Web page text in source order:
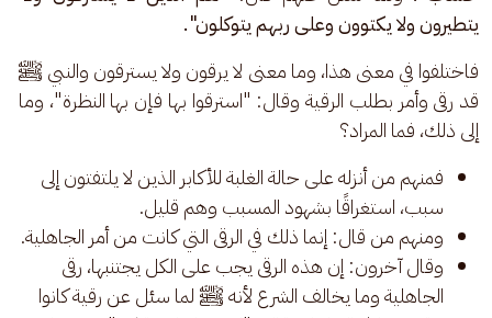
يتطيرون ولا يكتوون وعلى ربهم يتوكلون".
فاختلفوا في معنى هذا، وما معنى لا يرقون ولا يسترقون والنبي ﷺ
قد رقى وأمر بطلب الرقية وقال: "استرقوا بها فإن بها النظرة"، وما
إلى ذلك، فما المراد؟
فمنهم من أنزله على حالة الغلبة للأكابر الذين لا يلتفتون إلى
سبب، استغراقًا بشهود المسبب وهم قليل.
ومنهم من قال: إنما ذلك في الرقى التي كانت من أمر الجاهلية.
وقال آخرون: إن هذه الرقى يجب على الكل يجتنبها، رقى
الجاهلية وما يخالف الشرع لأنه ﷺ لما سئل عن رقية كانوا